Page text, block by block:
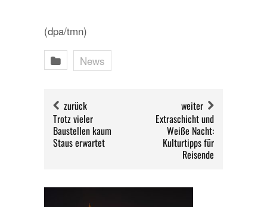
(dpa/tmn)
News
zurück
Trotz vieler
Baustellen kaum
Staus erwartet
weiter
Extraschicht und
Weiße Nacht:
Kulturtipps für
Reisende